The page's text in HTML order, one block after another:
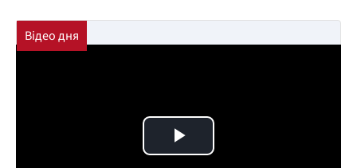
Play Video